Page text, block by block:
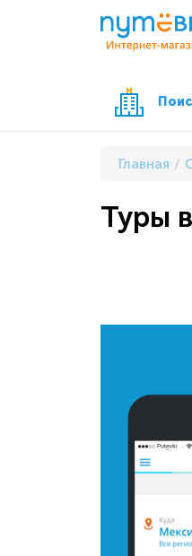
Главная
Туры